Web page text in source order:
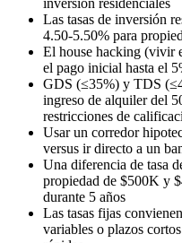
inversión residenciales
Las tasas de inversión
4.50-5.50% para
El house hacking (vivir
el pago inicial hasta el
GDS (≤35%) y TDS
ingreso de alquiler del
restricciones de
Usar un corredor
versus ir directo a un
Una diferencia de tasa
propiedad de $500K y
durante 5 años
Las tasas fijas
variables o plazos